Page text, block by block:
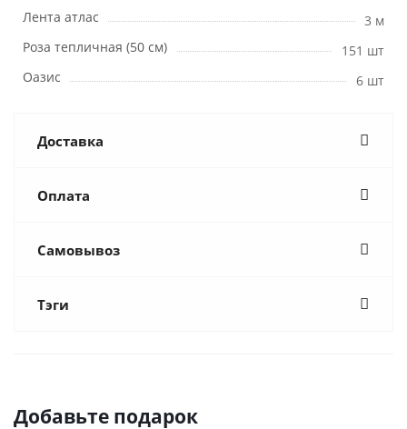
Лента атлас
3 м
Роза тепличная (50 см)
151 шт
Оазис
6 шт
Доставка
Оплата
Самовывоз
Тэги
Добавьте подарок